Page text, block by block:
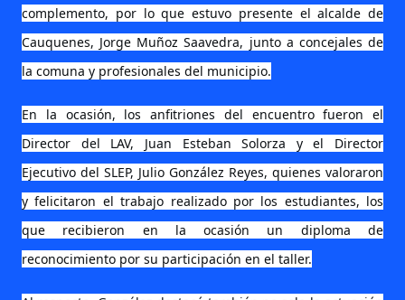
complemento, por lo que estuvo presente el alcalde de
Cauquenes, Jorge Muñoz Saavedra, junto a concejales de
la comuna y profesionales del municipio.
En la ocasión, los anfitriones del encuentro fueron el
Director del LAV, Juan Esteban Solorza y el Director
Ejecutivo del SLEP, Julio González Reyes, quienes valoraron
y felicitaron el trabajo realizado por los estudiantes, los
que recibieron en la ocasión un diploma de
reconocimiento por su participación en el taller.